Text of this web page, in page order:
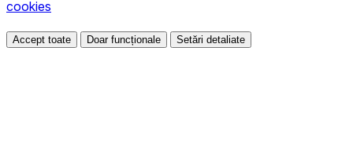
cookies
Accept toate Doar funcționale Setări detaliate